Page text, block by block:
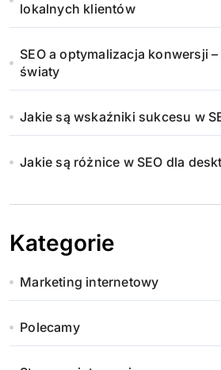
lokalnych klientów
SEO a optymalizacja konwersji
światy
Jakie są wskaźniki sukcesu w
Jakie są różnice w SEO dla
Kategorie
Marketing internetowy
Polecamy